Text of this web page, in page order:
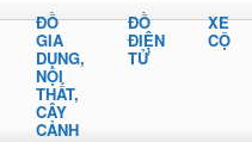
ĐỒ
GIA
DỤNG,
NỘI
THẤT,
CÂY
CẢNH
ĐỒ
ĐIỆN
TỬ
XE
CỘ